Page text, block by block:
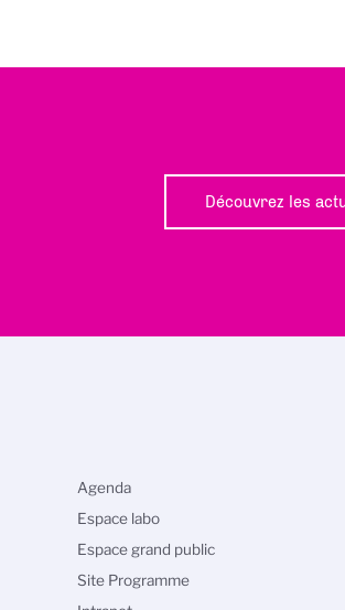
Découvrez les
Agenda
Espace labo
Espace grand public
Site Programme